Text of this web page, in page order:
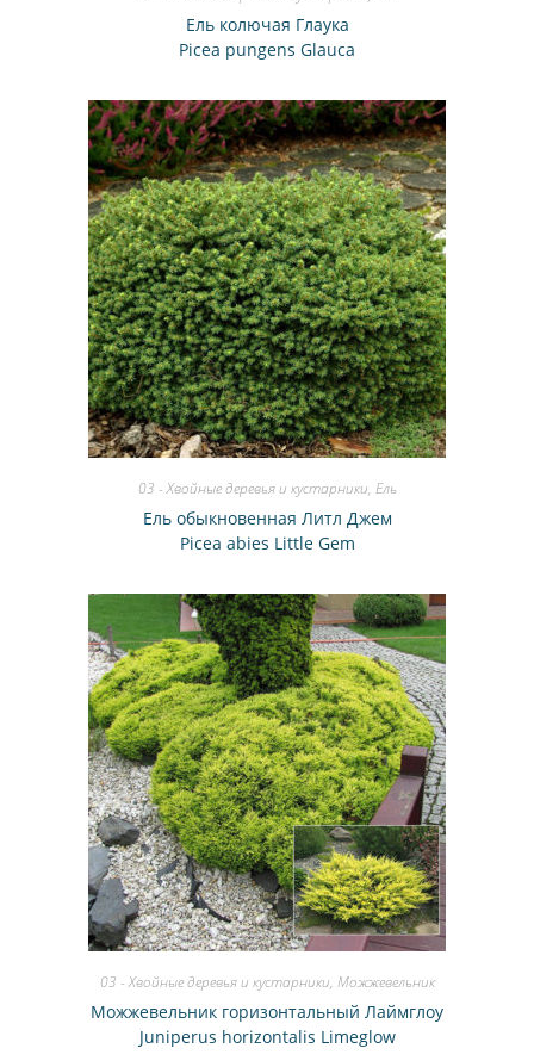
Ель колючая Глаука
Picea pungens Glauca
03 - Хвойные деревья и кустарники, Ель
Ель обыкновенная Литл Джем
Picea abies Little Gem
03 - Хвойные деревья и кустарники, Можжевельник
Можжевельник горизонтальный Лаймглоу
Juniperus horizontalis Limeglow